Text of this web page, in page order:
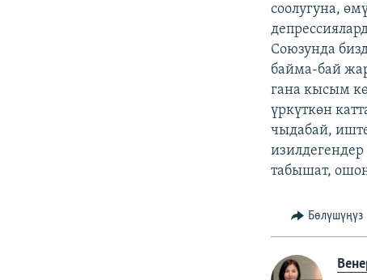
соолугуна,
Союзунда
байма-бай
гана кысым
үркүткөн
чыдабай,
табышат,
Бөлүшүңүз